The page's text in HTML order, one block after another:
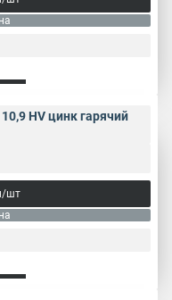
HV цинк гарячий
шт